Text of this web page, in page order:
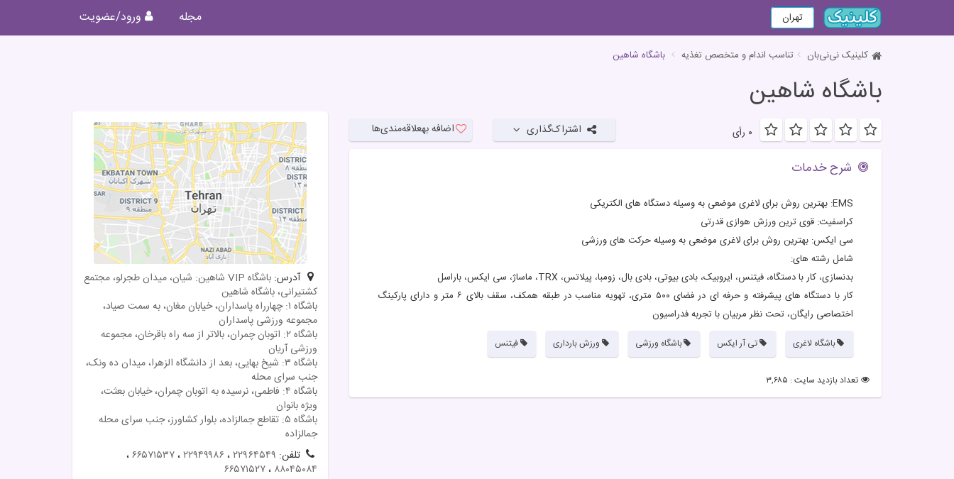
تهران مجله ورود/عضویت
کلینیک نی‌نی‌بان تناسب اندام و متخصص تغذیه باشگاه شاهین
باشگاه شاهین
۰ رأی اشتراک‌گذاری اضافه بهعلاقه‌مندی‌ها
شرح خدمات
EMS: بهترین روش برای لاغری موضعی به وسیله دستگاه های الکتریکی
کراسفیت: قوی ترین ورزش هوازی قدرتی
سی ایکس: بهترین روش برای لاغری موضعی به وسیله حرکت های ورزشی
شامل رشته های:
بدنسازی، کار با دستگاه، فیتنس، ایروبیک، بادی بیوتی، بادی بال، زومبا، پیلاتس، TRX، ماساژ، سی ایکس، باراسل
کار با دستگاه های پیشرفته و حرفه ای در فضای ۵۰۰ متری، تهویه مناسب در طبقه همکف، سقف بالای ۶ متر و دارای پارکینگ
اختصاصی رایگان، تحت نظر مربیان با تجربه فدراسیون
باشگاه لاغری تی آر ایکس باشگاه ورزشی ورزش بارداری فیتنس
تعداد بازدید سایت : ۳,۶۸۵
آدرس:
باشگاه VIP شاهین: شیان، میدان طجرلو، مجتمع
کشتیرانی، باشگاه شاهین
باشگاه ۱: چهارراه پاسداران، خیابان مغان، به سمت صیاد،
مجموعه ورزشی پاسداران
باشگاه ۲: اتوبان چمران، بالاتر از سه راه باقرخان، مجموعه
ورزشی آریان
باشگاه ۳: شیخ بهایی، بعد از دانشگاه الزهرا، میدان ده ونک،
جنب سرای محله
باشگاه ۴: فاطمی، نرسیده به اتوبان چمران، خیابان بعثت،
ویژه بانوان
باشگاه ۵: تقاطع جمالزاده، بلوار کشاورز، جنب سرای محله
جمالزاده
تلفن: ۲۲۹۶۴۵۴۹،۲۲۹۴۹۹۸۶،۶۶۵۷۱۵۳۷،
۸۸۰۴۵۰۸۴ ،۶۶۵۷۱۵۲۷